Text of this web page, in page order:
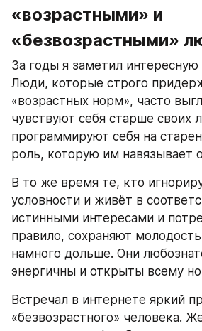
«возрастными» и
«безвозрастными»
За годы я заметил
Люди, которые строго
«возрастных норм», часто
чувствуют себя старше своих
программируют себя на
роль, которую им навязывает
В то же время те, кто
условности и живёт в
истинными интересами и
правило, сохраняют
намного дольше. Они
энергичны и открыты всему
Встречал в интернете яркий
«безвозрастного» человека.